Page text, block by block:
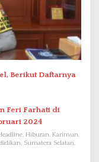
Berikut Daftarnya
Feri Farhati di
2024
Hiburan, Karimun,
Sumatera Selatan,